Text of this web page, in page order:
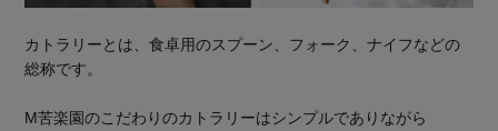
カトラリーとは、食卓用のスプーン、フォーク、ナイフなどの
総称です。
M苦楽園のこだわりのカトラリーはシンプルでありながら